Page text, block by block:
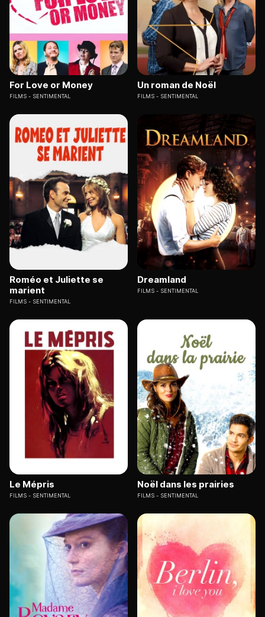
For Love or Money
FILMS SENTIMENTAL
Un roman de Noël
FILMS SENTIMENTAL
Roméo et Juliette se
marient
FILMS SENTIMENTAL
Dreamland
FILMS SENTIMENTAL
Le Mépris
FILMS SENTIMENTAL
Noël dans les prairies
FILMS SENTIMENTAL